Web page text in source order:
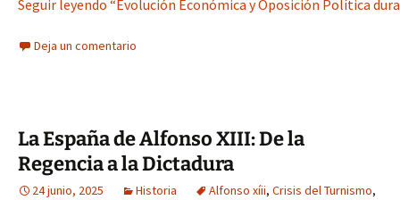
Seguir leyendo “Evolución Económica y Oposición Política
Deja un comentario
La España de Alfonso XIII: De la
Regencia a la Dictadura
24 junio, 2025 Historia Alfonso xíii, Crisis del Turnismo,